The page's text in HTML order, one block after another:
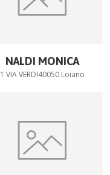
NALDI MONICA
1 VIA VERDI40050 Loiano